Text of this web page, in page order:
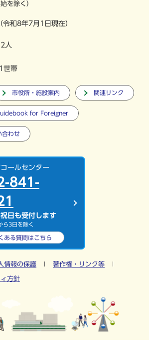
を除く）
（令和8年7月1日現在）
人
世帯
市役所・施設案内 関連リンク
for Foreigner
合わせ
ールセンター
841-
日も受付します
ら3日を除く
ある質問はこちら
情報の保護 著作権・リンク等
方針